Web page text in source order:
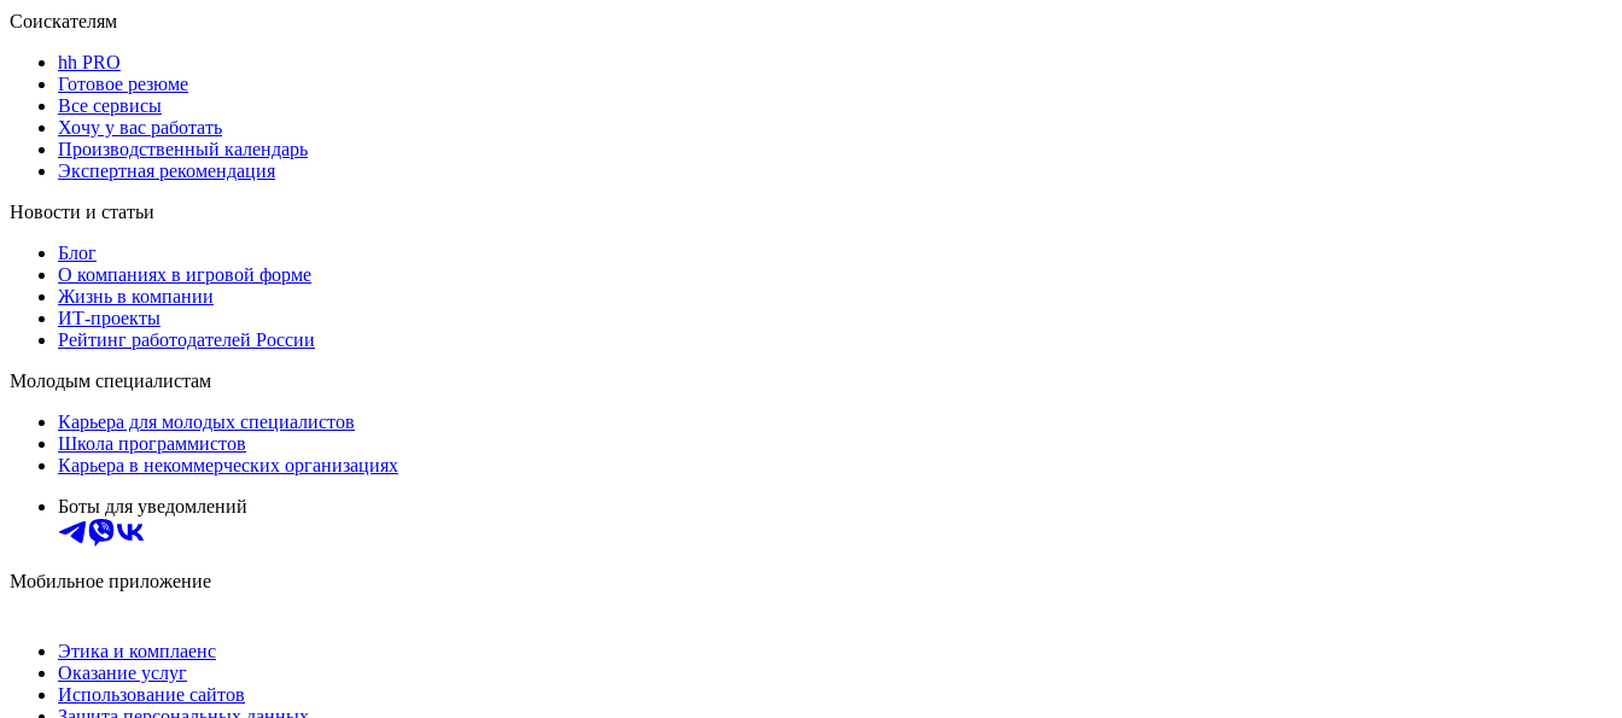
Соискателям
hh PRO
Готовое резюме
Все сервисы
Хочу у вас работать
Производственный календарь
Экспертная рекомендация
Новости и статьи
Блог
О компаниях в игровой форме
Жизнь в компании
ИТ-проекты
Рейтинг работодателей России
Молодым специалистам
Карьера для молодых специалистов
Школа программистов
Карьера в некоммерческих организациях
Боты для уведомлений
Мобильное приложение
Этика и комплаенс
Оказание услуг
Использование сайтов